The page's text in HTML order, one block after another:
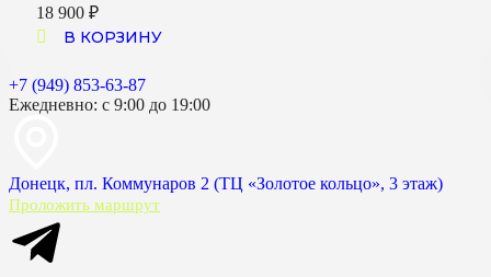
18 900 ₽
В КОРЗИНУ
+7 (949) 853-63-87
Ежедневно: с 9:00 до 19:00
Донецк, пл. Коммунаров 2 (ТЦ «Золотое кольцо», 3 этаж)
Проложить маршрут